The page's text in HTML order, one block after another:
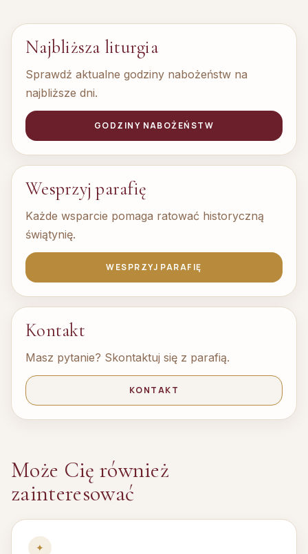
Najbliższa liturgia
Sprawdź aktualne godziny nabożeństw na
najbliższe dni.
GODZINY NABOŻEŃSTW
Wesprzyj parafię
Każde wsparcie pomaga ratować historyczną
świątynię.
WESPRZYJ PARAFIĘ
Kontakt
Masz pytanie? Skontaktuj się z parafią.
KONTAKT
Może Cię również
zainteresować
✦